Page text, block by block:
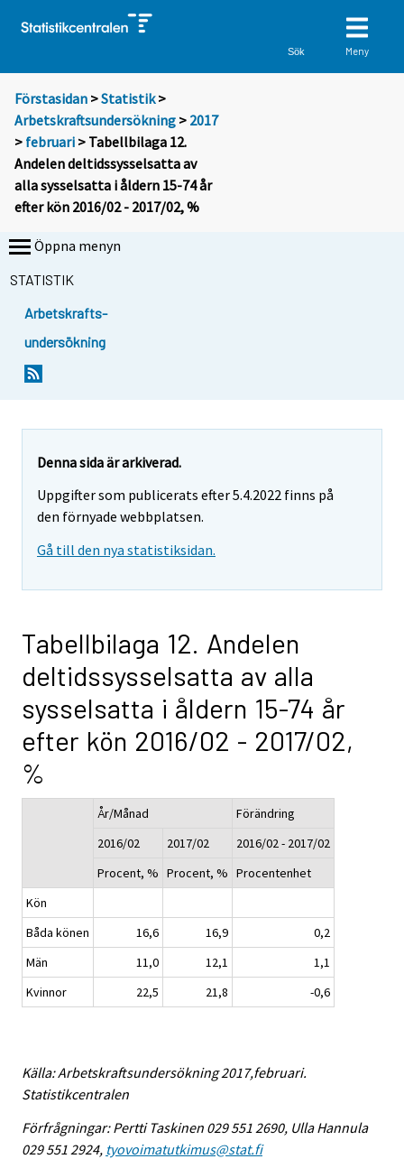
Sök Meny
Förstasidan >Statistik >
Arbetskraftsundersökning > 2017
> februari > Tabellbilaga 12.
Andelen deltidssysselsatta av
alla sysselsatta i åldern 15-74 år
efter kön 2016/02 - 2017/02, %
Öppna menyn
STATISTIK
Arbetskrafts-
undersökning
Denna sida är arkiverad.
Uppgifter som publicerats efter 5.4.2022 finns på
den förnyade webbplatsen.
Gå till den nya statistiksidan.
Tabellbilaga 12. Andelen
deltidssysselsatta av alla
sysselsatta i åldern 15-74 år
efter kön 2016/02 - 2017/02,
%
År/Månad
Förändring
2016/02
2017/02
2016/02 - 2017/02
Procent, % Procent, % Procentenhet
Kön
Båda könen
16,6 16,9
0,2
Män
11,0 12,1
1,1
Kvinnor
22,5 21,8 -0,6
Källa: Arbetskraftsundersökning 2017,februari.
Statistikcentralen
Förfrågningar: Pertti Taskinen 029 551 2690, Ulla Hannula
029 551 2924, tyovoimatutkimus@stat.fi